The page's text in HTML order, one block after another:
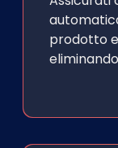
prodotto